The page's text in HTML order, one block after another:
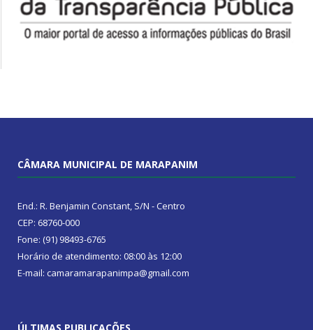
CÂMARA MUNICIPAL DE MARAPANIM
End.: R. Benjamin Constant, S/N - Centro
CEP: 68760-000
Fone: (91) 98493-6765
Horário de atendimento: 08:00 às 12:00
E-mail: camaramarapanimpa@gmail.com
ÚLTIMAS PUBLICAÇÕES